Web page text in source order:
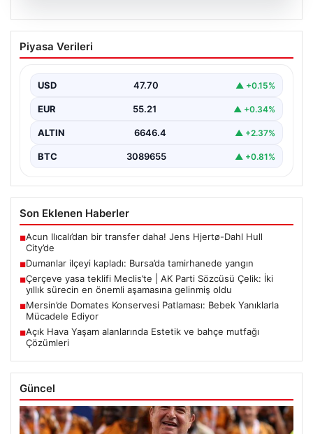
06.08.2026
Dumanlar ilçeyi kapladı: Bursa’da
tamirhanede yangın
Piyasa Verileri
USD 47.70 ▲ +0.15%
EUR 55.21 ▲ +0.34%
ALTIN 6646.4 ▲ +2.37%
BTC 3089655 ▲ +0.81%
Son Eklenen Haberler
■Acun Ilıcalı’dan bir transfer daha! Jens Hjertø-Dahl Hull
City’de
■Dumanlar ilçeyi kapladı: Bursa’da tamirhanede yangın
■Çerçeve yasa teklifi Meclis’te | AK Parti Sözcüsü Çelik: İki
yıllık sürecin en önemli aşamasına gelinmiş oldu
■Mersin’de Domates Konservesi Patlaması: Bebek Yanıklarla
Mücadele Ediyor
■Açık Hava Yaşam alanlarında Estetik ve bahçe mutfağı
Çözümleri
Güncel